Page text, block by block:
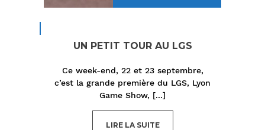
UN PETIT TOUR AU LGS
Ce week-end, 22 et 23 septembre,
c’est la grande première du LGS, Lyon
Game Show, [...]
LIRE LA SUITE